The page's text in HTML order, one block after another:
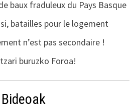
baux fraduleux du Pays Basque
batailles pour le logement
n’est pas secondaire !
buruzko Foroa!
Bideoak